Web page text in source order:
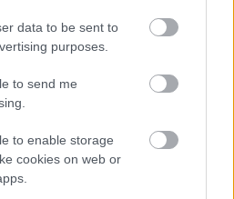
data to be sent to
purposes.
to send me
to enable storage
cookies on web orMessengeren